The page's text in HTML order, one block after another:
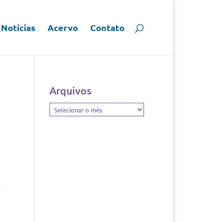
Notícias Acervo Contato
Arquivos
Arquivos